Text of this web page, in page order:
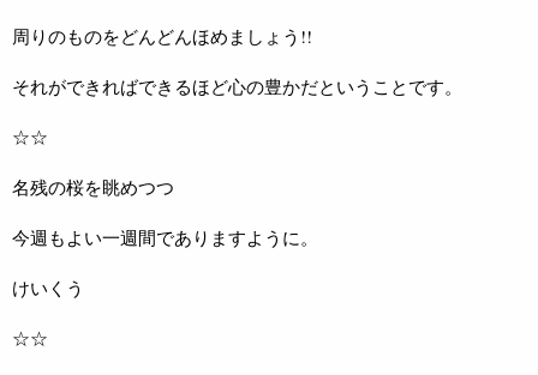
周りのものをどんどんほめましょう!!
それができればできるほど心の豊かだということです。
☆☆
名残の桜を眺めつつ
今週もよい一週間でありますように。
けいくう
☆☆